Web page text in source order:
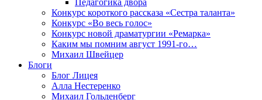
Педагогика двора
Конкурс короткого рассказа «Сестра таланта»
Конкурс «Во весь голос»
Конкурс новой драматургии «Ремарка»
Каким мы помним август 1991-го…
Михаил Швейцер
Блоги
Блог Лицея
Алла Нестеренко
Михаил Гольденберг